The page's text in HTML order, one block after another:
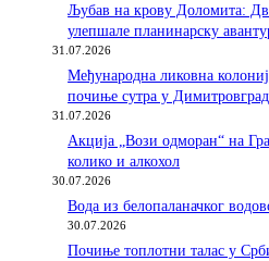
Љубав на крову Доломита:
улепшале планинарску
31.07.2026
Међународна ликовна
почиње сутра у
31.07.2026
Акција „Вози одморан“ на
колико и алкохол
30.07.2026
Вода из белопаланачког
30.07.2026
Почиње топлотни талас у